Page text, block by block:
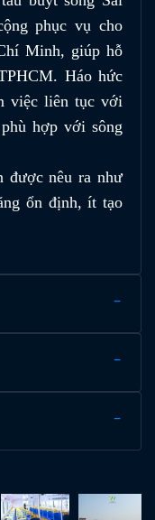
phục vụ cho
Minh, giúp hỗ
Háo hức
việc liên tục với
hợp với sông
được nêu ra như
ổn định, ít tạo